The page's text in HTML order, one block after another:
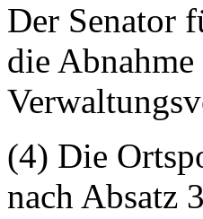
Der Senator
die
(4) Die
nach Absatz